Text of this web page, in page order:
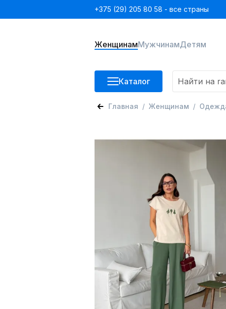
+375 (29) 205 80 58 - все страны
ЖенщинамМужчинамДетям
Каталог
Главная Женщинам